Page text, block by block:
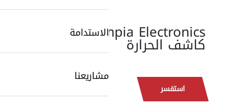
الاستدامة
مشاريعنا
Olympia Electronics:
كاشف الحرارة
استفسر